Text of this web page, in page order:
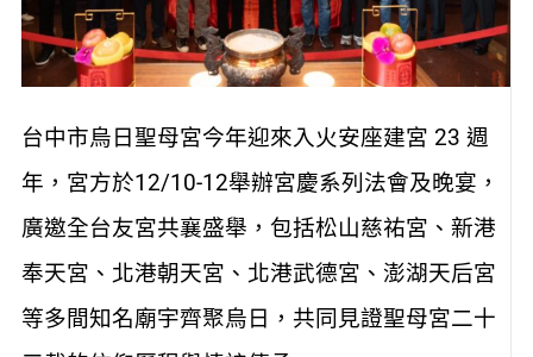
台中市烏日聖母宮今年迎來入火安座建宮 23 週
年，宮方於12/10-12舉辦宮慶系列法會及晚宴，
廣邀全台友宮共襄盛舉，包括松山慈祐宮、新港
奉天宮、北港朝天宮、北港武德宮、澎湖天后宮
等多間知名廟宇齊聚烏日，共同見證聖母宮二十